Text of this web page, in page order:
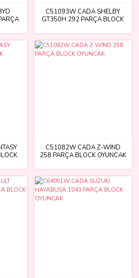
C51093W CADA SHELBY
GT350H 292 PARÇA BLOCK
C51082W CADA Z-WİND
258 PARÇA BLOCK OYUNCAK